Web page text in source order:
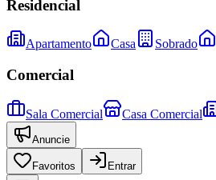
Residencial
Apartamento Casa Sobrado
Comercial
Sala Comercial Casa Comercial
Anuncie
Favoritos Entrar